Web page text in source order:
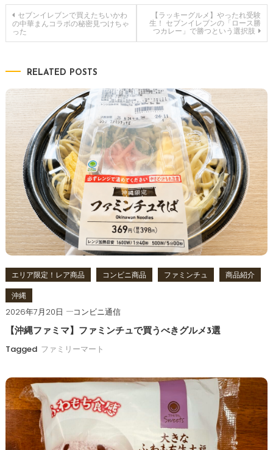
投
稿
ナ
ビ
ゲ
ー
シ
ョ
ン
セブンイレブンで買えたちいかわ
の中華まんコラボの秘密見つけちゃ
った
【ラッキーグルメ】やったれ受験
生！ セブンイレブンの「ロース勝
つカレー」で勝つという選択肢
RELATED POSTS
エリア限定！レア商品 コンビニ商品 ファミンチュ
商品紹介
沖縄
2026年7月20日 コンビニ通信
【沖縄ファミマ】ファミンチュで買うべきグルメ3選
Tagged ファミリーマート